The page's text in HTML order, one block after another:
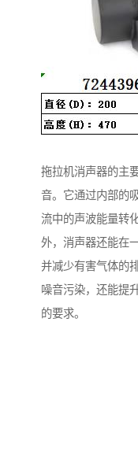
拖拉机消声器的主
音。它通过内部的
流中的声波能量转
外，消声器还能在
并减少有害气体的
噪音污染，还能提
的要求。